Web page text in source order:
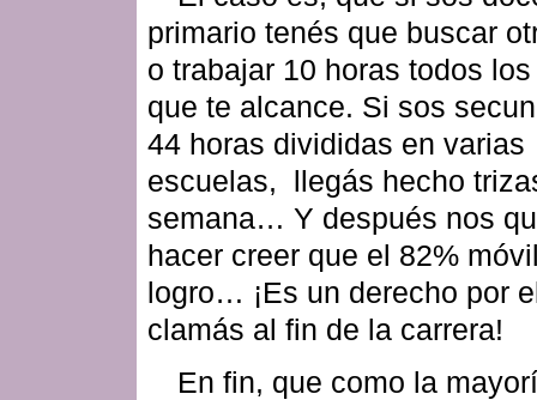
primario tenés que buscar
o trabajar 10 horas todos
que te alcance. Si sos
44 horas divididas en varias
escuelas, llegás hecho
semana… Y después nos
hacer creer que el 82%
logro… ¡Es un derecho por
clamás al fin de la carrera!
En fin, que como la